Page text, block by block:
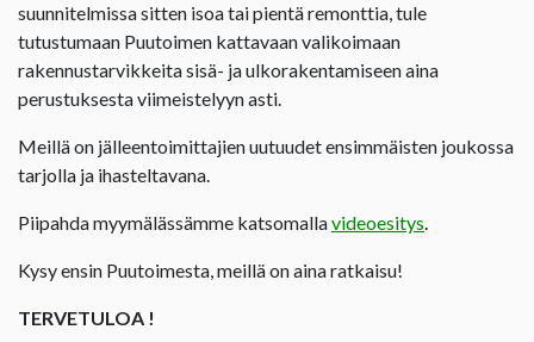
suunnitelmissa sitten isoa tai pientä remonttia, tule
tutustumaan Puutoimen kattavaan valikoimaan
rakennustarvikkeita sisä- ja ulkorakentamiseen aina
perustuksesta viimeistelyyn asti.
Meillä on jälleentoimittajien uutuudet ensimmäisten joukossa
tarjolla ja ihasteltavana.
Piipahda myymälässämme katsomallavideoesitys.
Kysy ensin Puutoimesta, meillä on aina ratkaisu!
TERVETULOA !